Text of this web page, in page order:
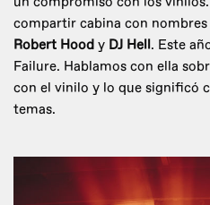
compartir cabina con
Robert Hood y DJ Hell. Este
Failure. Hablamos con ella
con el vinilo y lo que significó
temas.